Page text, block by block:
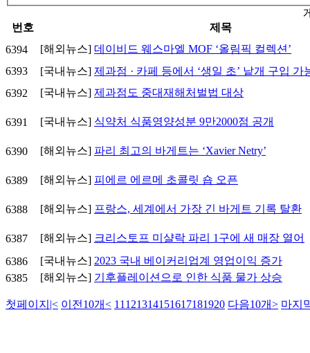
번호
제목
6394
[해외뉴스] 데이비드 웨스마엘 MOF ‘올림픽 컬렉션’
6393
[국내뉴스] 제과점 · 카페 등에서 ‘생일 초’ 낱개 구입 가
6392
[국내뉴스] 제과점도 중대재해처벌법 대상
6391 [국내뉴스] 식약처 식품영양성분 9만2000점 공개
6390 [해외뉴스] 파리 최고의 바게트는 ‘Xavier Netry’
6389 [해외뉴스] 피에르 에르메 초콜릿 숍 오픈
6388 [해외뉴스] 프랑스, 세계에서 가장 긴 바게트 기록 탈환
6387 [해외뉴스] 크리스토프 미샬락 파리 1구에 새 매장 열어
6386
[국내뉴스] 2023 국내 베이커리업계 영업이익 증가
6385
[해외뉴스] 기후플레이션으로 인한 식품 물가 상승
첫페이지 |< 이전10개< 11 121314151617181920 다음10개> 마지